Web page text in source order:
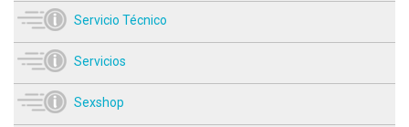
Servicio Técnico
Servicios
Sexshop